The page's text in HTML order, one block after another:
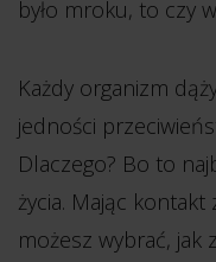
było mroku, to czy
Każdy organizm
jedności
Dlaczego? Bo to
życia. Mając
możesz wybrać, jak